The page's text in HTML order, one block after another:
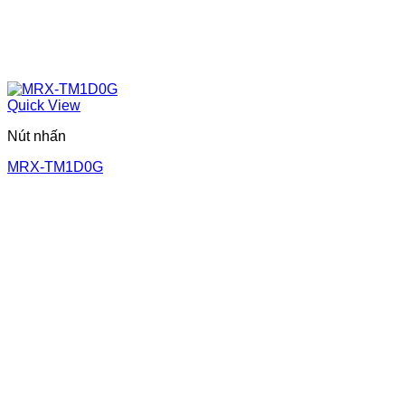
Quick View
Nút nhấn
MRX-TM1D0G